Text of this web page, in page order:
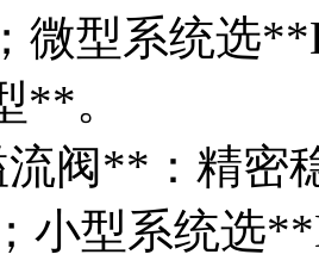
微型系统选
**。
阀**：精密
小型系统选